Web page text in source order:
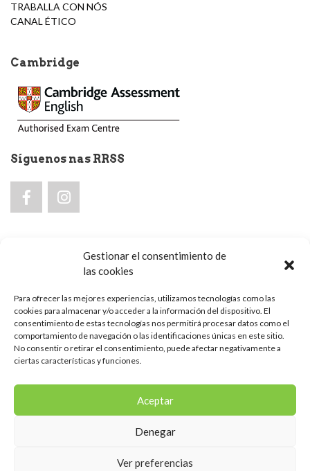
Gestionar el consentimiento de
las cookies
Para ofrecer las mejores experiencias, utilizamos tecnologías como las
cookies para almacenar y/o acceder a la información del dispositivo. El
consentimiento de estas tecnologías nos permitirá procesar datos como el
comportamiento de navegación o las identificaciones únicas en este sitio.
No consentir o retirar el consentimiento, puede afectar negativamente a
ciertas características y funciones.
Aceptar
Denegar
Ver preferencias
TRABALLA CON NÓS
CANAL ÉTICO
Cambridge
Síguenos nas RRSS
Aviso legal e Política de privacidade
Política de cookies